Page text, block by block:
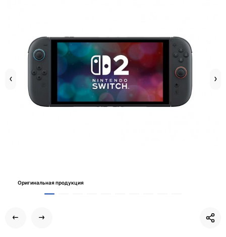
Оригинальная продукция